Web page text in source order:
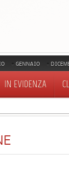
GENNAIO
IN EVIDENZA